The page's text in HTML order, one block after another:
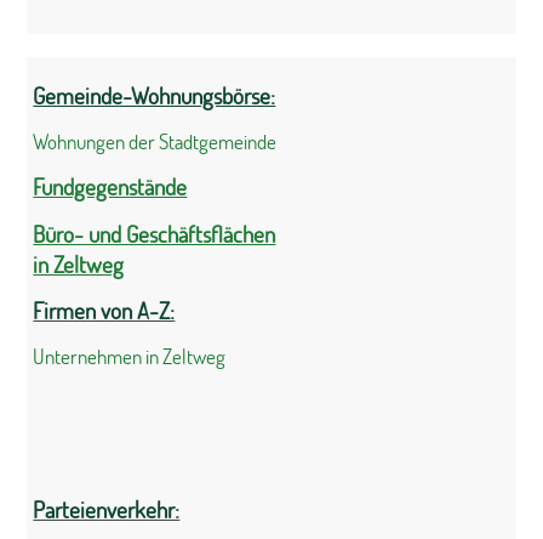
Gemeinde-Wohnungsbörse:
Wohnungen der Stadtgemeinde
Fundgegenstände
Büro- und Geschäftsflächen
in Zeltweg
Firmen von A-Z:
Unternehmen in Zeltweg
Parteienverkehr: